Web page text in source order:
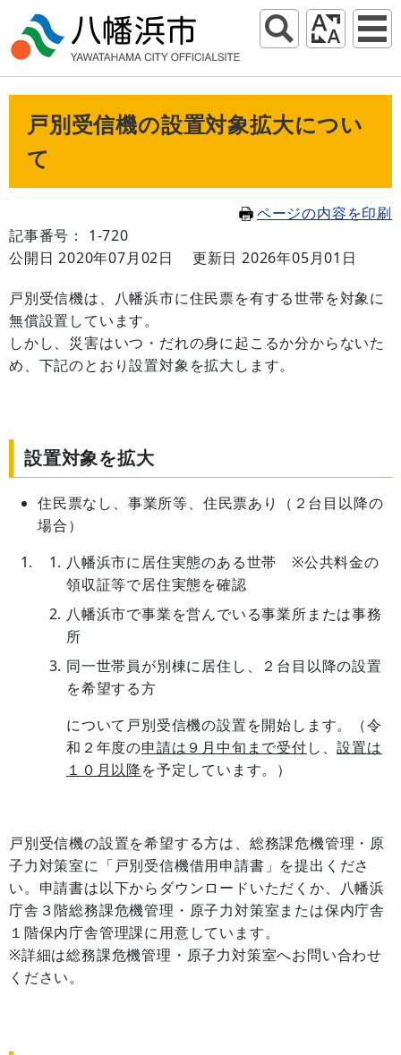
戸別受信機の設置対象拡大につい
て
ページの内容を印刷
記事番号： 1-720
公開日 2020年07月02日
更新日 2026年05月01日
戸別受信機は、八幡浜市に住民票を有する世帯を対象に
無償設置しています。
しかし、災害はいつ・だれの身に起こるか分からないた
め、下記のとおり設置対象を拡大します。
設置対象を拡大
住民票なし、事業所等、住民票あり（２台目以降の
場合）
八幡浜市に居住実態のある世帯 ※公共料金の
領収証等で居住実態を確認
八幡浜市で事業を営んでいる事業所または事務
所
同一世帯員が別棟に居住し、２台目以降の設置
を希望する方
について戸別受信機の設置を開始します。（令
和２年度の申請は９月中旬まで受付し、設置は
１０月以降を予定しています。）
戸別受信機の設置を希望する方は、総務課危機管理・原
子力対策室に「戸別受信機借用申請書」を提出くださ
い。申請書は以下からダウンロードいただくか、八幡浜
庁舎３階総務課危機管理・原子力対策室または保内庁舎
１階保内庁舎管理課に用意しています。
※詳細は総務課危機管理・原子力対策室へお問い合わせ
ください。